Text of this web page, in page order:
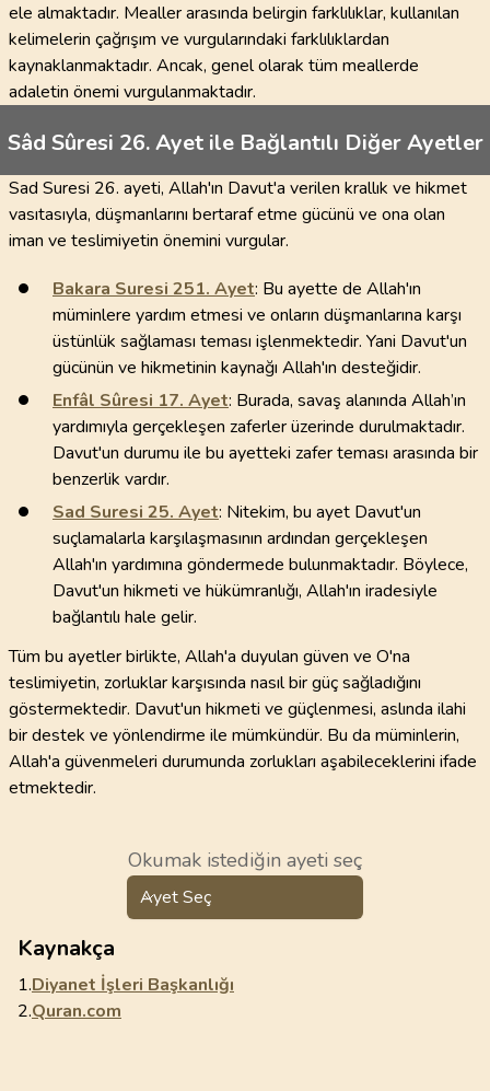
ele almaktadır. Mealler arasında belirgin farklılıklar, kullanılan
kelimelerin çağrışım ve vurgularındaki farklılıklardan
kaynaklanmaktadır. Ancak, genel olarak tüm meallerde
adaletin önemi vurgulanmaktadır.
Sâd Sûresi 26. Ayet ile Bağlantılı Diğer Ayetler
Sad Suresi 26. ayeti, Allah'ın Davut'a verilen krallık ve hikmet
vasıtasıyla, düşmanlarını bertaraf etme gücünü ve ona olan
iman ve teslimiyetin önemini vurgular.
Bakara Suresi 251. Ayet: Bu ayette de Allah'ın
müminlere yardım etmesi ve onların düşmanlarına karşı
üstünlük sağlaması teması işlenmektedir. Yani Davut'un
gücünün ve hikmetinin kaynağı Allah'ın desteğidir.
Enfâl Sûresi 17. Ayet: Burada, savaş alanında Allah’ın
yardımıyla gerçekleşen zaferler üzerinde durulmaktadır.
Davut'un durumu ile bu ayetteki zafer teması arasında bir
benzerlik vardır.
Sad Suresi 25. Ayet: Nitekim, bu ayet Davut'un
suçlamalarla karşılaşmasının ardından gerçekleşen
Allah'ın yardımına göndermede bulunmaktadır. Böylece,
Davut'un hikmeti ve hükümranlığı, Allah'ın iradesiyle
bağlantılı hale gelir.
Tüm bu ayetler birlikte, Allah'a duyulan güven ve O'na
teslimiyetin, zorluklar karşısında nasıl bir güç sağladığını
göstermektedir. Davut'un hikmeti ve güçlenmesi, aslında ilahi
bir destek ve yönlendirme ile mümkündür. Bu da müminlerin,
Allah'a güvenmeleri durumunda zorlukları aşabileceklerini ifade
etmektedir.
Okumak istediğin ayeti seç
Ayet Seç
Kaynakça
1.Diyanet İşleri Başkanlığı
2.Quran.com